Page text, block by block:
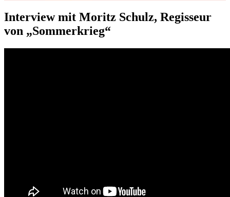
Interview mit Moritz Schulz, Regisseur
von „Sommerkrieg“